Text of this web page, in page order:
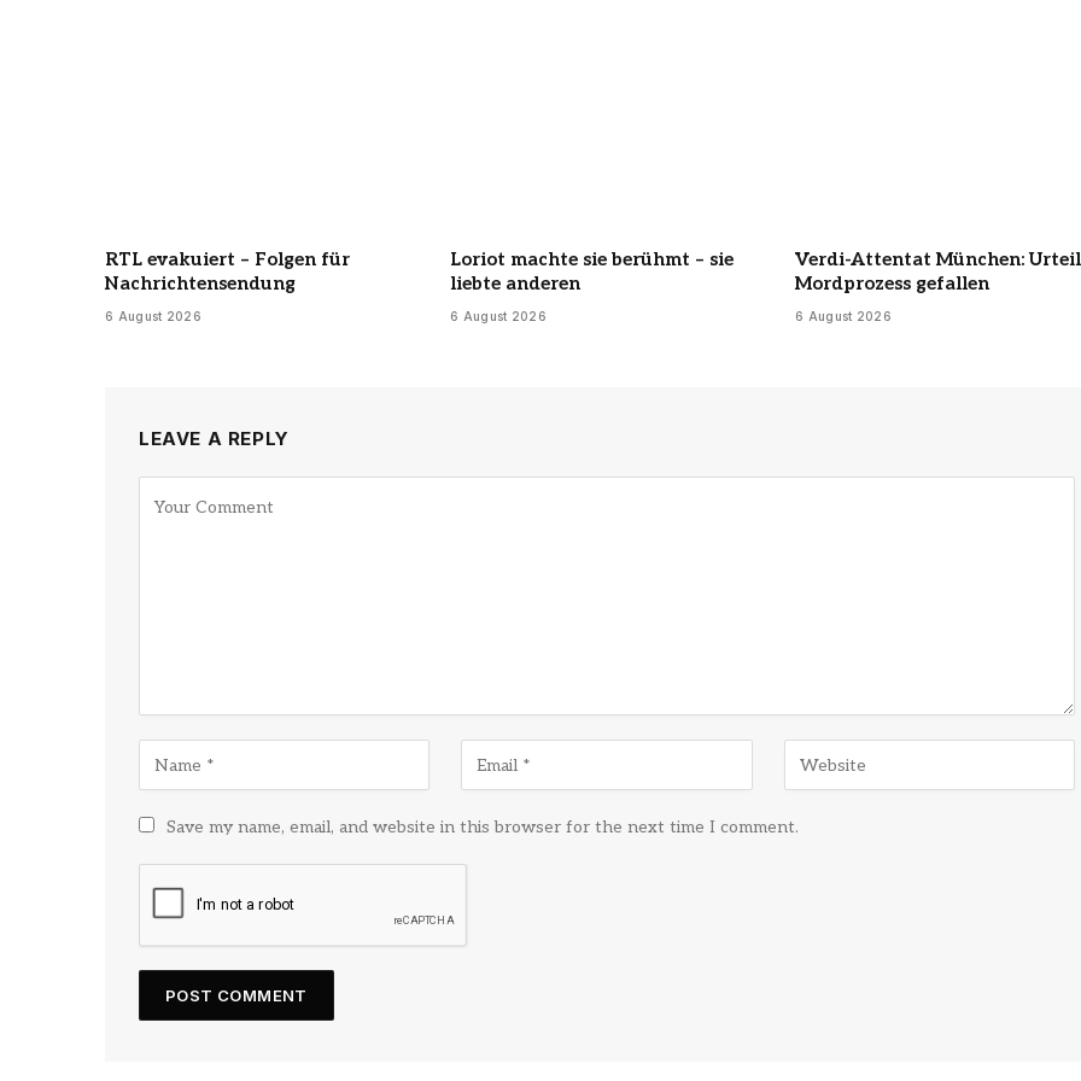
RTL evakuiert – Folgen für
Nachrichtensendung
6 August 2026
Loriot machte sie berühmt – sie
liebte anderen
6 August 2026
Verdi-Attentat München:
Mordprozess gefallen
6 August 2026
LEAVE A REPLY
Save my name, email, and website in this browser for the next time I comment.